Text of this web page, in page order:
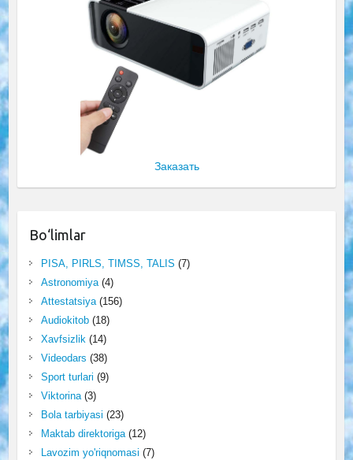
Заказать
Bo‘limlar
PISA, PIRLS, TIMSS, TALIS (7)
Astronomiya(4)
Attestatsiya(156)
Audiokitob(18)
Xavfsizlik(14)
Videodars (38)
Sport turlari (9)
Viktorina(3)
Bola tarbiyasi (23)
Maktab direktoriga(12)
Lavozim yo'riqnomasi (7)